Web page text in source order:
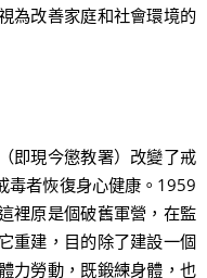
為改善家庭和社會環境的
現今懲教署）改變了戒
毒者恢復身心健康。1959
裡原是個破舊軍營，在監
重建，目的除了建設一個
力勞動，既鍛練身體，也